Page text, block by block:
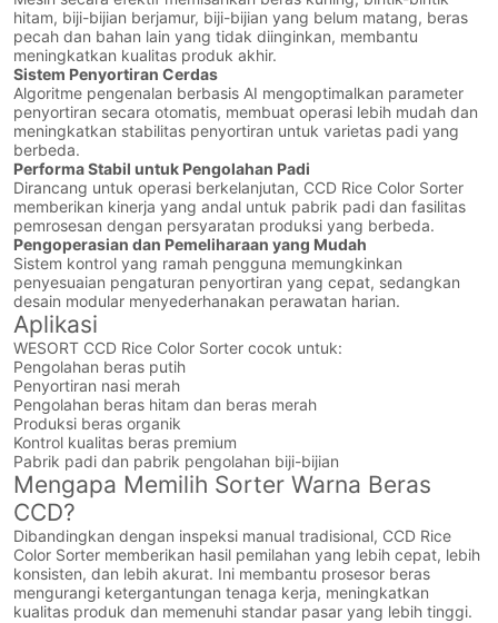
hitam, biji-bijian berjamur, biji-bijian yang belum matang, beras
pecah dan bahan lain yang tidak diinginkan, membantu
meningkatkan kualitas produk akhir.
Sistem Penyortiran Cerdas
Algoritme pengenalan berbasis AI mengoptimalkan parameter
penyortiran secara otomatis, membuat operasi lebih mudah dan
meningkatkan stabilitas penyortiran untuk varietas padi yang
berbeda.
Performa Stabil untuk Pengolahan Padi
Dirancang untuk operasi berkelanjutan, CCD Rice Color Sorter
memberikan kinerja yang andal untuk pabrik padi dan fasilitas
pemrosesan dengan persyaratan produksi yang berbeda.
Pengoperasian dan Pemeliharaan yang Mudah
Sistem kontrol yang ramah pengguna memungkinkan
penyesuaian pengaturan penyortiran yang cepat, sedangkan
desain modular menyederhanakan perawatan harian.
Aplikasi
WESORT CCD Rice Color Sorter cocok untuk:
Pengolahan beras putih
Penyortiran nasi merah
Pengolahan beras hitam dan beras merah
Produksi beras organik
Kontrol kualitas beras premium
Pabrik padi dan pabrik pengolahan biji-bijian
Mengapa Memilih Sorter Warna Beras
CCD?
Dibandingkan dengan inspeksi manual tradisional, CCD Rice
Color Sorter memberikan hasil pemilahan yang lebih cepat, lebih
konsisten, dan lebih akurat. Ini membantu prosesor beras
mengurangi ketergantungan tenaga kerja, meningkatkan
kualitas produk dan memenuhi standar pasar yang lebih tinggi.